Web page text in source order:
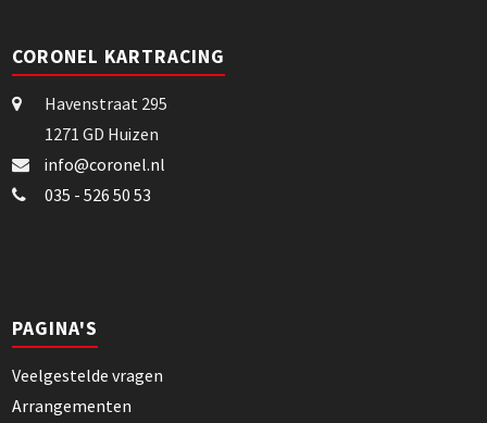
CORONEL KARTRACING
Havenstraat 295
1271 GD Huizen
info@coronel.nl
035 - 526 50 53
PAGINA'S
Veelgestelde vragen
Arrangementen